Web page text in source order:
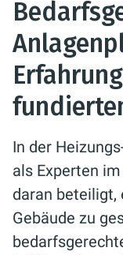
In der
als Experten
daran
Gebäude zu